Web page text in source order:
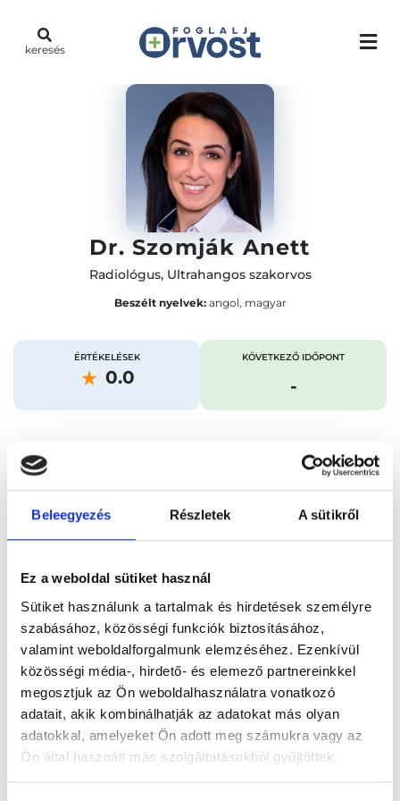
Beleegyezés Részletek A sütikről
Ez a weboldal sütiket használ
Sütiket használunk a tartalmak és hirdetések személyre
szabásához, közösségi funkciók biztosításához,
valamint weboldalforgalmunk elemzéséhez. Ezenkívül
közösségi média-, hirdető- és elemező partnereinkkel
megosztjuk az Ön weboldalhasználatra vonatkozó
adatait, akik kombinálhatják az adatokat más olyan
adatokkal, amelyeket Ön adott meg számukra vagy az
Ön által használt más szolgáltatásokból gyűjtöttek.
keresés
Dr. Szomják Anett
Radiológus, Ultrahangos szakorvos
Beszélt nyelvek:angol, magyar
ÉRTÉKELÉSEK
0.0
KÖVETKEZŐ IDŐPONT
-
Időpontfoglalás Vélemények
Foglalj időpontot
Összes szakterület
Főoldal
Ultrahangos szakorvos, Budapest, XII. kerület
Dr. Szomják Anett